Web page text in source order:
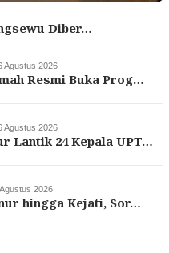
Diber…
Agustus 2026
Resmi Buka Prog…
Agustus 2026
Lantik 24 Kepala UPT…
2026
hingga Kejati, Sor…